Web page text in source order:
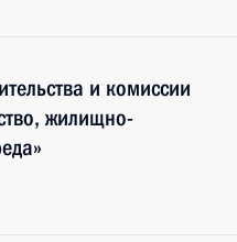
и комиссии
жилищно-